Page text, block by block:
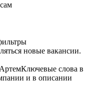
новые вакансии.
Ключевые слова в
и в описании